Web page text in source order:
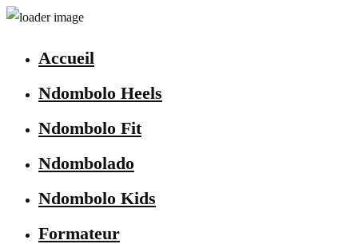
Accueil
Ndombolo Heels
Ndombolo Fit
Ndombolado
Ndombolo Kids
Formateur